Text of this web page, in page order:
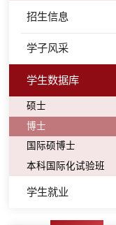
招生信息
学子风采
学生数据库
硕士
博士
国际硕博士
本科国际化试验班
学生就业